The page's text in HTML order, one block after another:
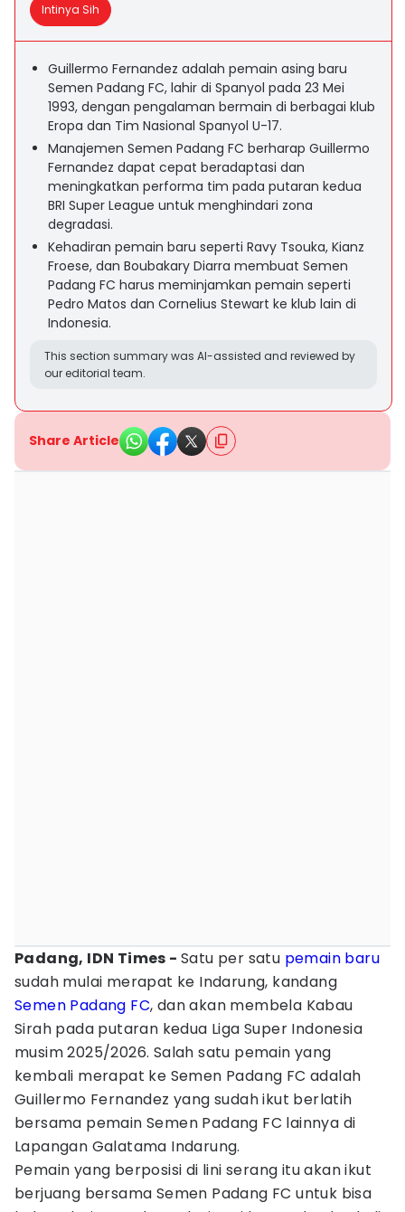
Intinya Sih
Guillermo Fernandez adalah pemain asing baru
Semen Padang FC, lahir di Spanyol pada 23 Mei
1993, dengan pengalaman bermain di berbagai klub
Eropa dan Tim Nasional Spanyol U-17.
Manajemen Semen Padang FC berharap Guillermo
Fernandez dapat cepat beradaptasi dan
meningkatkan performa tim pada putaran kedua
BRI Super League untuk menghindari zona
degradasi.
Kehadiran pemain baru seperti Ravy Tsouka, Kianz
Froese, dan Boubakary Diarra membuat Semen
Padang FC harus meminjamkan pemain seperti
Pedro Matos dan Cornelius Stewart ke klub lain di
Indonesia.
This section summary was AI-assisted and reviewed by
our editorial team.
Share Article
Padang, IDN Times - Satu per satu pemain baru
sudah mulai merapat ke Indarung, kandang
Semen Padang FC, dan akan membela Kabau
Sirah pada putaran kedua Liga Super Indonesia
musim 2025/2026. Salah satu pemain yang
kembali merapat ke Semen Padang FC adalah
Guillermo Fernandez yang sudah ikut berlatih
bersama pemain Semen Padang FC lainnya di
Lapangan Galatama Indarung.
Pemain yang berposisi di lini serang itu akan ikut
berjuang bersama Semen Padang FC untuk bisa